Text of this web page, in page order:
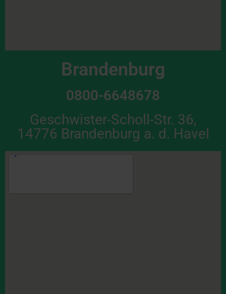
Brandenburg
0800-6648678
Geschwister-Scholl-Str. 36,
14776 Brandenburg a. d. Havel